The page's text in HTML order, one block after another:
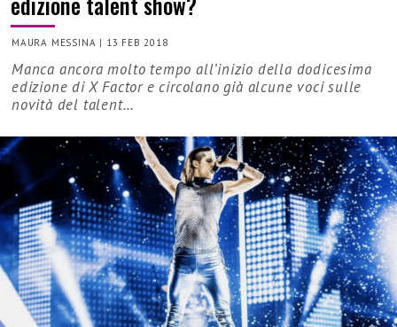
MAURA MESSINA | 13 FEB 2018
Manca ancora molto tempo all’inizio della dodicesima
edizione di X Factor e circolano già alcune voci sulle
novità del talent…